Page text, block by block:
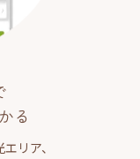
る
リア、